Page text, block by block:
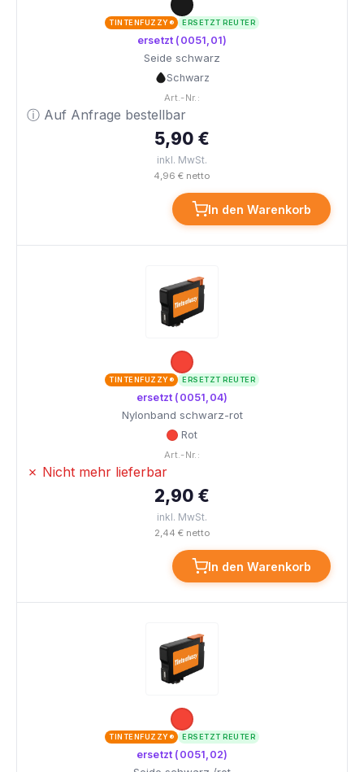
TINTENFUZZY® ERSETZT REUTER
ersetzt (0051,01)
Seide schwarz
Schwarz
Art.-Nr.:
ⓘ Auf Anfrage bestellbar
5,90 €
inkl. MwSt.
4,96 € netto
In den Warenkorb
TINTENFUZZY® ERSETZT REUTER
ersetzt (0051,04)
Nylonband schwarz-rot
Rot
Art.-Nr.:
✗ Nicht mehr lieferbar
2,90 €
inkl. MwSt.
2,44 € netto
In den Warenkorb
TINTENFUZZY® ERSETZT REUTER
ersetzt (0051,02)